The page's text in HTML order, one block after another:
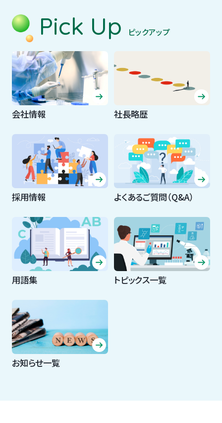
Pick Up ピックアップ
会社情報 社長略歴
採用情報 よくあるご質問（Q&A）
用語集 トピックス一覧
お知らせ一覧